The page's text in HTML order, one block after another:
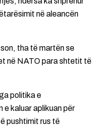
në aleancën
tha të martën se
në NATO para shtetit të
politika e
e kaluar aplikuan për
pushtimit rus të